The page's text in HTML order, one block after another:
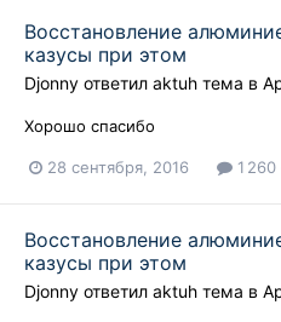
Восстановление
казусы при этом
Djonny ответил aktuh тема в
Хорошо спасибо
28 сентября, 2016 1 260
Восстановление
казусы при этом
Djonny ответил aktuh тема в